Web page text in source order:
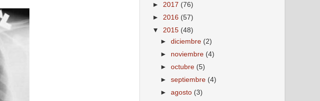
► 2017 (76)
► 2016 (57)
▼ 2015 (48)
►diciembre (2)
► noviembre (4)
►octubre (5)
►septiembre (4)
►agosto (3)